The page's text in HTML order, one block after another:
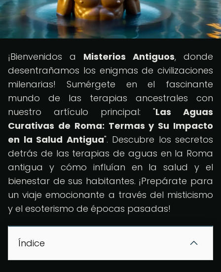
¡Bienvenidos a Misterios Antiguos, donde
desentrañamos los enigmas de civilizaciones
milenarias! Sumérgete en el fascinante
mundo de las terapias ancestrales con
nuestro artículo principal: "Las Aguas
Curativas de Roma: Termas y Su Impacto
en la Salud Antigua". Descubre los secretos
detrás de las terapias de aguas en la Roma
antigua y cómo influían en la salud y el
bienestar de sus habitantes. ¡Prepárate para
un viaje emocionante a través del misticismo
y el esoterismo de épocas pasadas!
Índice